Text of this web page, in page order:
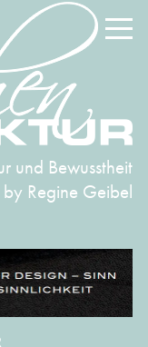
und Bewusstheit
by Regine Geibel